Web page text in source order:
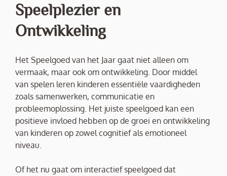
Speelplezier en
Ontwikkeling
Het Speelgoed van het Jaar gaat niet alleen om
vermaak, maar ook om ontwikkeling. Door middel
van spelen leren kinderen essentiële vaardigheden
zoals samenwerken, communicatie en
probleemoplossing. Het juiste speelgoed kan een
positieve invloed hebben op de groei en ontwikkeling
van kinderen op zowel cognitief als emotioneel
niveau.
Of het nu gaat om interactief speelgoed dat